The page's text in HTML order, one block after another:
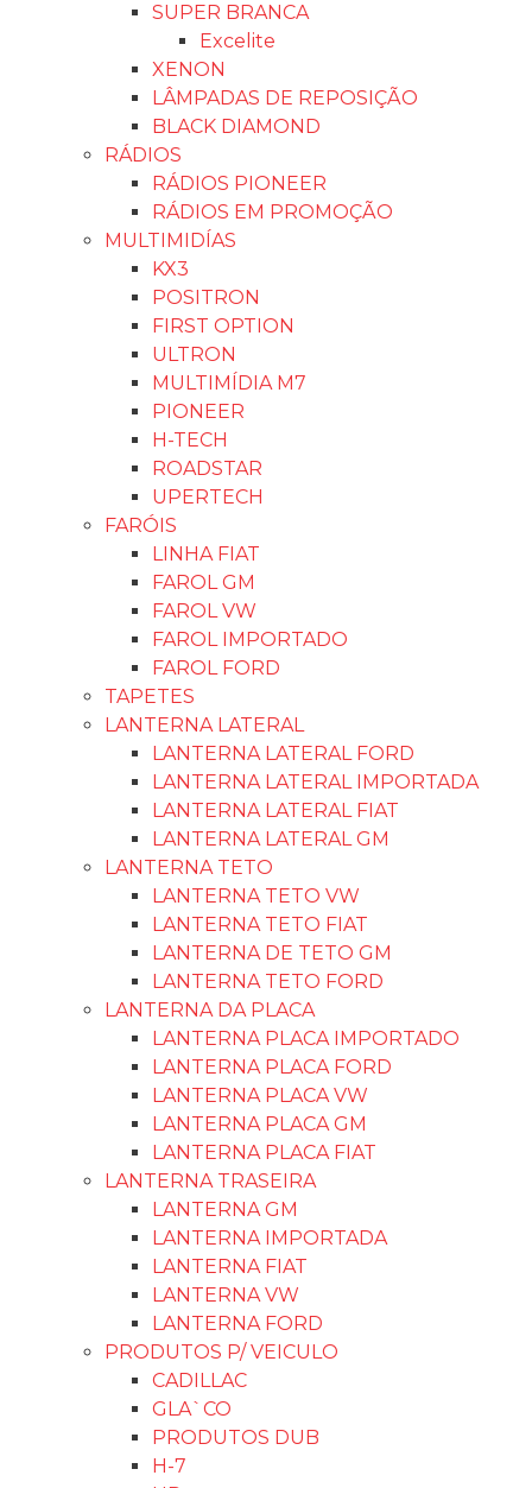
SUPER BRANCA
Excelite
XENON
LÂMPADAS DE REPOSIÇÃO
BLACK DIAMOND
RÁDIOS
RÁDIOS PIONEER
RÁDIOS EM PROMOÇÃO
MULTIMIDÍAS
KX3
POSITRON
FIRST OPTION
ULTRON
MULTIMÍDIA M7
PIONEER
H-TECH
ROADSTAR
UPERTECH
FARÓIS
LINHA FIAT
FAROL GM
FAROL VW
FAROL IMPORTADO
FAROL FORD
TAPETES
LANTERNA LATERAL
LANTERNA LATERAL FORD
LANTERNA LATERAL IMPORTADA
LANTERNA LATERAL FIAT
LANTERNA LATERAL GM
LANTERNA TETO
LANTERNA TETO VW
LANTERNA TETO FIAT
LANTERNA DE TETO GM
LANTERNA TETO FORD
LANTERNA DA PLACA
LANTERNA PLACA IMPORTADO
LANTERNA PLACA FORD
LANTERNA PLACA VW
LANTERNA PLACA GM
LANTERNA PLACA FIAT
LANTERNA TRASEIRA
LANTERNA GM
LANTERNA IMPORTADA
LANTERNA FIAT
LANTERNA VW
LANTERNA FORD
PRODUTOS P/ VEICULO
CADILLAC
GLA`CO
PRODUTOS DUB
H-7